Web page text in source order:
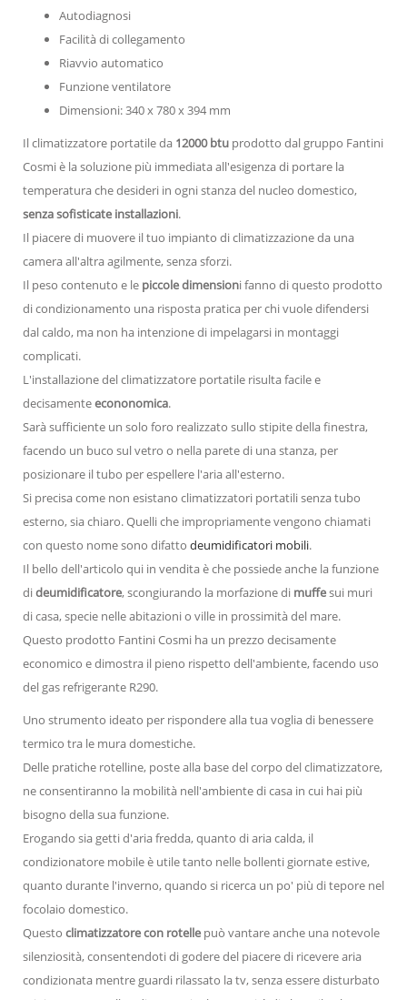
Autodiagnosi
Facilità di collegamento
Riavvio automatico
Funzione ventilatore
Dimensioni: 340 x 780 x 394 mm
Il climatizzatore portatile da 12000 btu prodotto dal gruppo Fantini
Cosmi è la soluzione più immediata all'esigenza di portare la
temperatura che desideri in ogni stanza del nucleo domestico,
senza sofisticate installazioni.
Il piacere di muovere il tuo impianto di climatizzazione da una
camera all'altra agilmente, senza sforzi.
Il peso contenuto e le piccole dimensioni fanno di questo prodotto
di condizionamento una risposta pratica per chi vuole difendersi
dal caldo, ma non ha intenzione di impelagarsi in montaggi
complicati.
L'installazione del climatizzatore portatile risulta facile e
decisamenteecononomica.
Sarà sufficiente un solo foro realizzato sullo stipite della finestra,
facendo un buco sul vetro o nella parete di una stanza, per
posizionare il tubo per espellere l'aria all'esterno.
Si precisa come non esistano climatizzatori portatili senza tubo
esterno, sia chiaro. Quelli che impropriamente vengono chiamati
con questo nome sono difatto deumidificatori mobili.
Il bello dell'articolo qui in vendita è che possiede anche la funzione
dideumidificatore, scongiurando la morfazione di muffesui muri
di casa, specie nelle abitazioni o ville in prossimità del mare.
Questo prodotto Fantini Cosmi ha un prezzo decisamente
economico e dimostra il pieno rispetto dell'ambiente, facendo uso
del gas refrigerante R290.
Uno strumento ideato per rispondere alla tua voglia di benessere
termico tra le mura domestiche.
Delle pratiche rotelline, poste alla base del corpo del climatizzatore,
ne consentiranno la mobilità nell'ambiente di casa in cui hai più
bisogno della sua funzione.
Erogando sia getti d'aria fredda, quanto di aria calda, il
condizionatore mobile è utile tanto nelle bollenti giornate estive,
quanto durante l'inverno, quando si ricerca un po' più di tepore nel
focolaio domestico.
Questo climatizzatore con rotelle può vantare anche una notevole
silenziosità, consentendoti di godere del piacere di ricevere aria
condizionata mentre guardi rilassato la tv, senza essere disturbato